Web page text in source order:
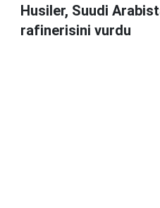
Husiler, Suudi
rafinerisini vurdu